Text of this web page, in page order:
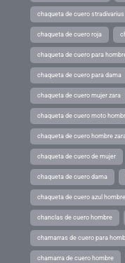
chaqueta de cuero stradivarius
chaqueta de cuero roja
chaqueta de cuero para
chaqueta de cuero para dama
chaqueta de cuero mujer zara
chaqueta de cuero moto
chaqueta de cuero hombre
chaqueta de cuero de mujer
chaqueta de cuero dama
chaqueta de cuero azul hombre
chanclas de cuero hombre
chamarras de cuero para
chamarra de cuero hombre